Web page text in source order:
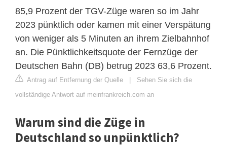
85,9 Prozent der TGV-Züge waren so im Jahr
2023 pünktlich oder kamen mit einer Verspätung
von weniger als 5 Minuten an ihrem Zielbahnhof
an. Die Pünktlichkeitsquote der Fernzüge der
Deutschen Bahn (DB) betrug 2023 63,6 Prozent.
Antrag auf Entfernung der Quelle | Sehen Sie sich die
vollständige Antwort auf meinfrankreich.com an
Warum sind die Züge in
Deutschland so unpünktlich?